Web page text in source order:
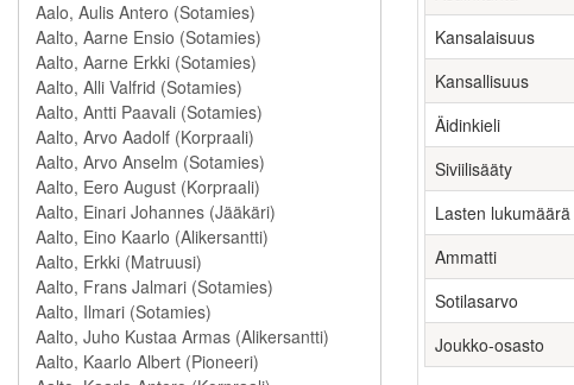
Kansalaisuus
Kansallisuus
Äidinkieli
Siviilisääty
Lasten lukumäärä
Ammatti
Sotilasarvo
Joukko-osasto